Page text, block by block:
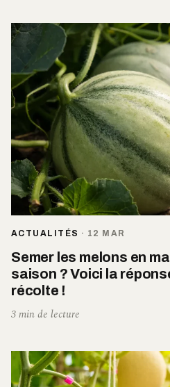
ACTUALITÉS · 12 MAR
Semer les melons en
saison ? Voici la
récolte !
3 min de lecture